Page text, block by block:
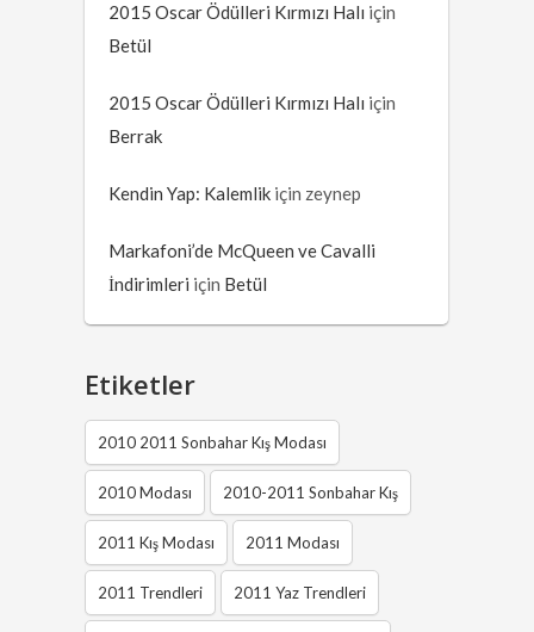
2015 Oscar Ödülleri Kırmızı Halı için
Betül
2015 Oscar Ödülleri Kırmızı Halı için
Berrak
Kendin Yap: Kalemlik için zeynep
Markafoni’de McQueen ve Cavalli
İndirimleri için Betül
Etiketler
2010 2011 Sonbahar Kış Modası
2010 Modası 2010-2011 Sonbahar Kış
2011 Kış Modası 2011 Modası
2011 Trendleri 2011 Yaz Trendleri